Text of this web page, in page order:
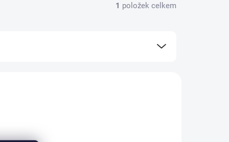
1 položek celkem